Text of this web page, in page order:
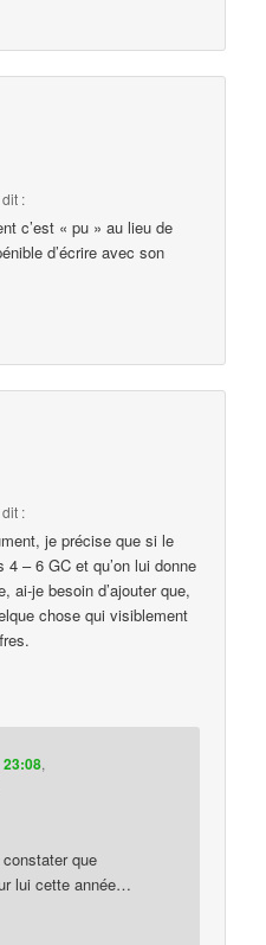
:
c’est « pu » au lieu de
d’écrire avec son
:
je précise que si le
– 6 GC et qu’on lui donne
ai-je besoin d’ajouter que,
chose qui visiblement
23:08,
que
lui cette année…